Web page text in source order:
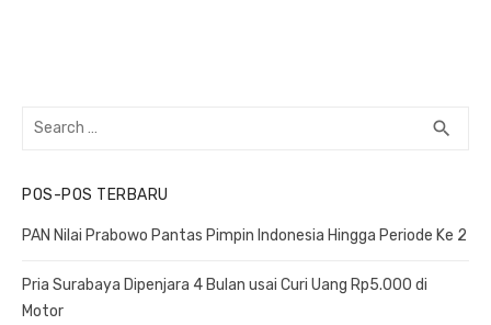
Search
search
POS-POS TERBARU
PAN Nilai Prabowo Pantas Pimpin Indonesia Hingga Periode Ke 2
Pria Surabaya Dipenjara 4 Bulan usai Curi Uang Rp5.000 di
Motor